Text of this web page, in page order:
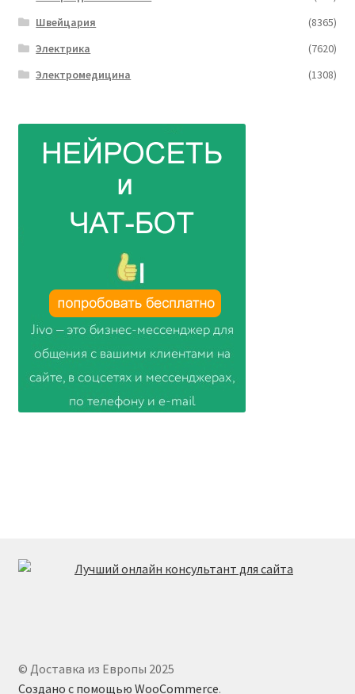
Швейцария
(8365)
Электрика
(7620)
Электромедицина
(1308)
© Доставка из Европы 2025
Создано с помощью WooCommerce.